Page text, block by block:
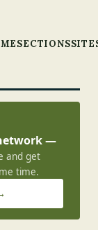
SECTIONS
—
and get
time.